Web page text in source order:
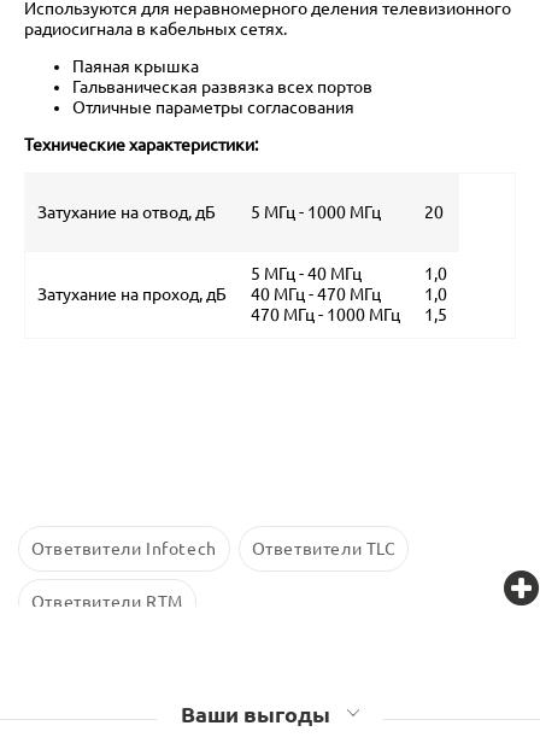
Используются для неравномерного деления телевизионного
радиосигнала в кабельных сетях.
Паяная крышка
Гальваническая развязка всех портов
Отличные параметры согласования
Технические характеристики:
Затухание на отвод, дБ 5 МГц - 1000 МГц 20
Затухание на проход, дБ
5 МГц - 40 МГц
40 МГц - 470 МГц
470 МГц - 1000 МГц
1,0
1,0
1,5
Ответвители Infotech Ответвители TLC
Ответвители RTM
Ваши выгоды